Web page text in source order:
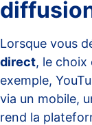
Lorsque vous
direct, le choix
exemple,
via un mobile,
rend la